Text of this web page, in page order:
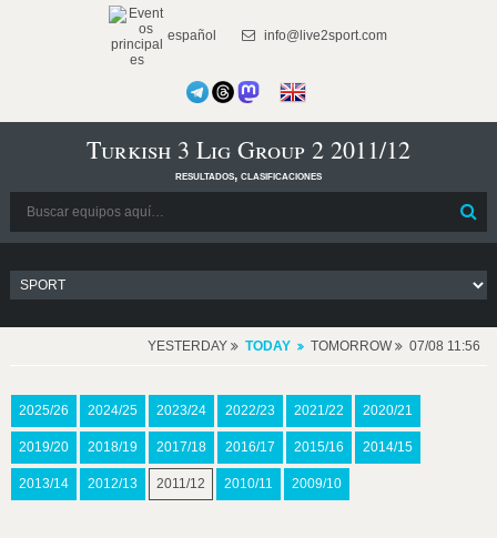
español info@live2sport.com
Turkish 3 Lig Group 2 2011/12
resultados, clasificaciones
YESTERDAY TODAY TOMORROW 07/08 11:56
2025/26 2024/25 2023/24 2022/23 2021/22 2020/21
2019/20 2018/19 2017/18 2016/17 2015/16 2014/15
2013/14 2012/13 2011/12 2010/11 2009/10